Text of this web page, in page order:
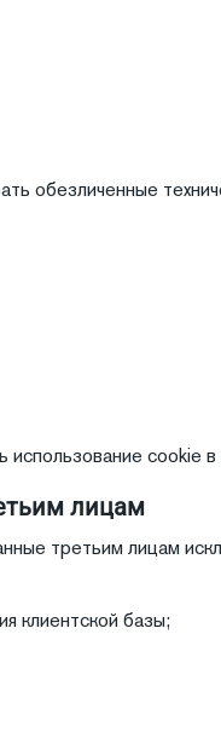
обезличенные
cookie
лицам
третьим лицам
клиентской базы;